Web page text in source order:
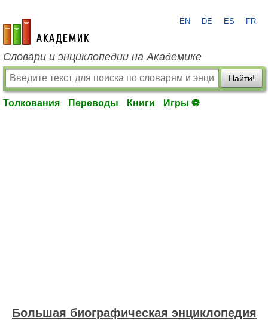
academic.ru
EN DE ES FR
Словари и энциклопедии на Академике
Найти!
Толкования Переводы Книги Игры ⚽
Большая биографическая энциклопедия